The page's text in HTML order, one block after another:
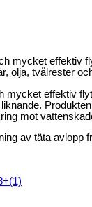
mycket effektiv
olja, tvålrester
mycket effektiv
mot
av täta avlopp